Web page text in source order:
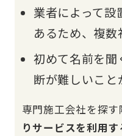
業者によって
あるため、複
初めて名前を聞
断が難しいこと
専門施工会社を探す
りサービスを利用す